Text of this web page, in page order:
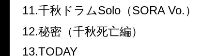
11.千秋ドラムSolo （SORA Vo.）
12.秘密（千秋死亡編）
13.TODAY